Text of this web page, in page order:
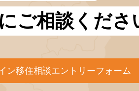
ご相談くださ
ン移住相談エントリーフォーム